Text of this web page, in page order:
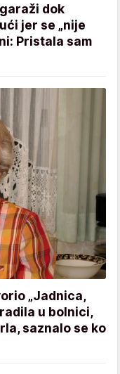
dok
jer se „nije
Pristala sam
„Jadnica,
u bolnici,
saznalo se ko